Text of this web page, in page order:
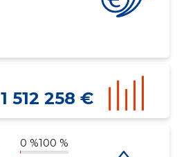
1 512 258 €
0 %100 %